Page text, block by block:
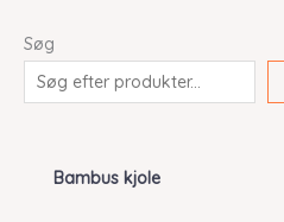
Søg
Bambus kjole